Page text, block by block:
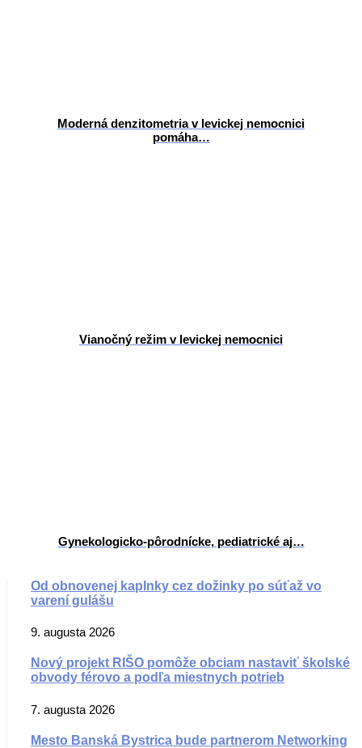
Moderná denzitometria v levickej nemocnici
pomáha…
Vianočný režim v levickej nemocnici
Gynekologicko-pôrodnícke, pediatrické aj…
Od obnovenej kaplnky cez dožinky po súťaž vo
varení gulášu
9. augusta 2026
Nový projekt RIŠO pomôže obciam nastaviť školské
obvody férovo a podľa miestnych potrieb
7. augusta 2026
Mesto Banská Bystrica bude partnerom Networking